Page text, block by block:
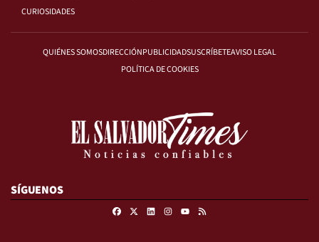
CURIOSIDADES
QUIÉNES SOMOSDIRECCIÓNPUBLICIDADSUSCRÍBETEAVISO LEGAL
POLÍTICA DE COOKIES
SÍGUENOS
FacebookLinkedinInstagram